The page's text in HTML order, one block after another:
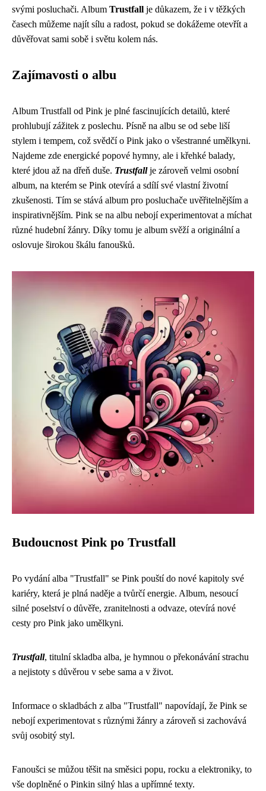
svými posluchači. Album Trustfall je důkazem, že i v těžkých
časech můžeme najít sílu a radost, pokud se dokážeme otevřít a
důvěřovat sami sobě i světu kolem nás.
Zajímavosti o albu
Album Trustfall od Pink je plné fascinujících detailů, které
prohlubují zážitek z poslechu. Písně na albu se od sebe liší
stylem i tempem, což svědčí o Pink jako o všestranné umělkyni.
Najdeme zde energické popové hymny, ale i křehké balady,
které jdou až na dřeň duše. Trustfallje zároveň velmi osobní
album, na kterém se Pink otevírá a sdílí své vlastní životní
zkušenosti. Tím se stává album pro posluchače uvěřitelnějším a
inspirativnějším. Pink se na albu nebojí experimentovat a míchat
různé hudební žánry. Díky tomu je album svěží a originální a
oslovuje širokou škálu fanoušků.
Budoucnost Pink po Trustfall
Po vydání alba "Trustfall" se Pink pouští do nové kapitoly své
kariéry, která je plná naděje a tvůrčí energie. Album, nesoucí
silné poselství o důvěře, zranitelnosti a odvaze, otevírá nové
cesty pro Pink jako umělkyni.
Trustfall, titulní skladba alba, je hymnou o překonávání strachu
a nejistoty s důvěrou v sebe sama a v život.
Informace o skladbách z alba "Trustfall" napovídají, že Pink se
nebojí experimentovat s různými žánry a zároveň si zachovává
svůj osobitý styl.
Fanoušci se můžou těšit na směsici popu, rocku a elektroniky, to
vše doplněné o Pinkin silný hlas a upřímné texty.